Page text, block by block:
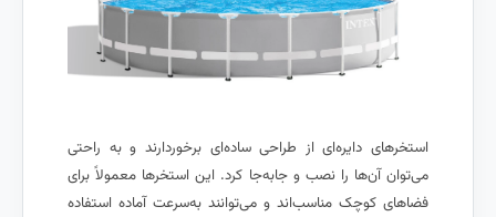
استخرهای دایره‌ای از طراحی ساده‌ای برخوردارند و به راحتی
می‌توان آن‌ها را نصب و جابه‌جا کرد. این استخرها معمولاً برای
فضاهای کوچک مناسب‌اند و می‌توانند به‌سرعت آماده استفاده